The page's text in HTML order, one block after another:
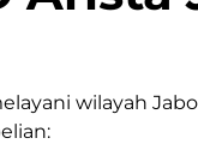
wilayah